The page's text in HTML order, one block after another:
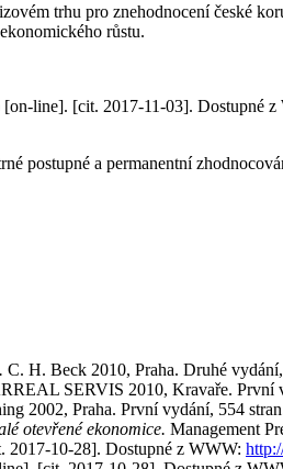
trhu pro znehodnocení české
růstu.
line]. [cit. 2017-11-03]. Dostupné z
postupné a permanentní
C. H. Beck 2010, Praha. Druhé
SERVIS 2010, Kravaře. První
2002, Praha. První vydání, 554
otevřené ekonomice. Management
2017-10-28]. Dostupné z WWW: